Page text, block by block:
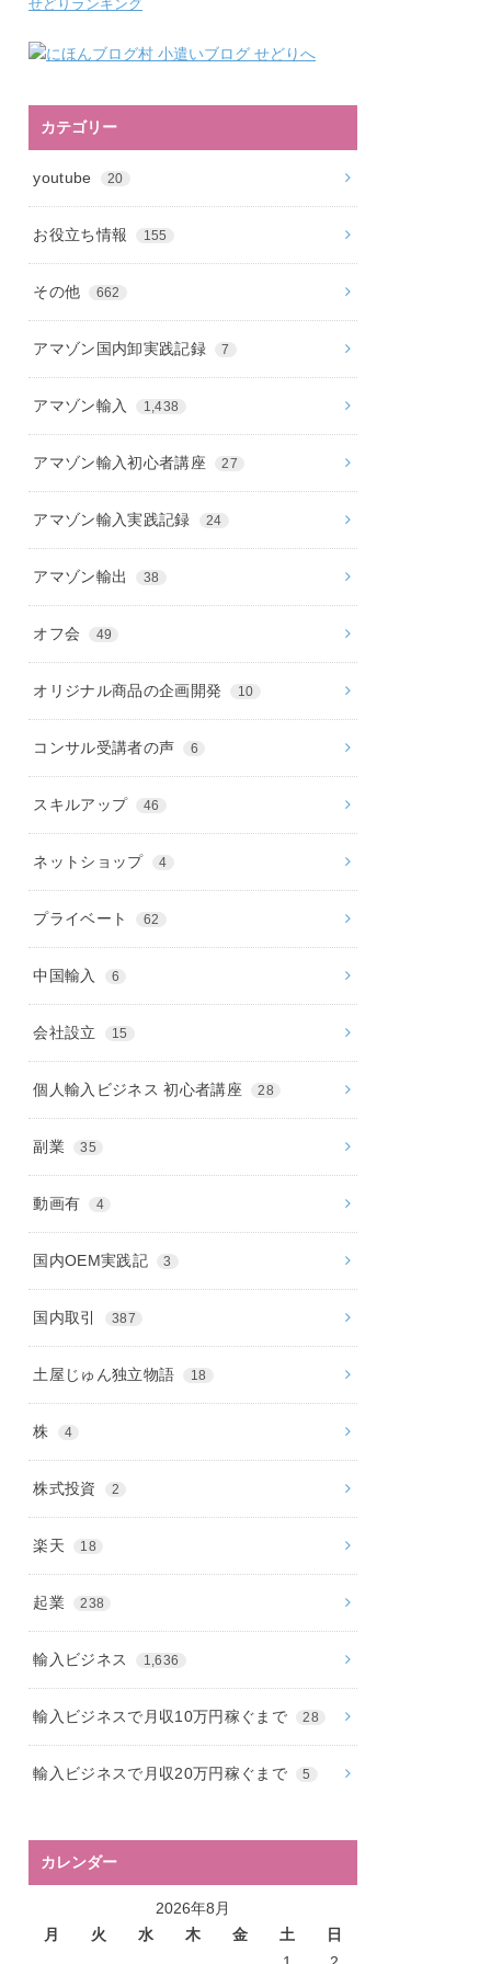
せどりランキング
カテゴリー
youtube 20
お役立ち情報 155
その他 662
アマゾン国内卸実践記録 7
アマゾン輸入 1,438
アマゾン輸入初心者講座 27
アマゾン輸入実践記録 24
アマゾン輸出 38
オフ会 49
オリジナル商品の企画開発 10
コンサル受講者の声 6
スキルアップ 46
ネットショップ 4
プライベート 62
中国輸入 6
会社設立 15
個人輸入ビジネス 初心者講座 28
副業 35
動画有 4
国内OEM実践記 3
国内取引 387
土屋じゅん独立物語 18
株 4
株式投資 2
楽天 18
起業 238
輸入ビジネス 1,636
輸入ビジネスで月収10万円稼ぐまで 28
輸入ビジネスで月収20万円稼ぐまで 5
カレンダー
2026年8月
月
火 水 木 金 土
日